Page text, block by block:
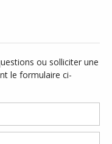
ou solliciter une
le formulaire ci-